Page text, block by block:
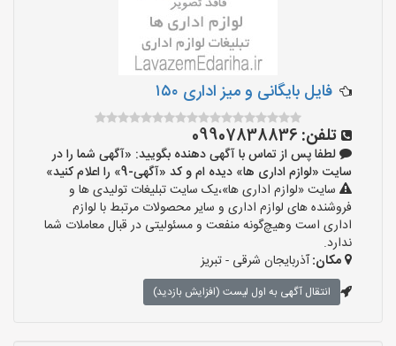
فایل بایگانی و میز اداری ۱۵۰
تلفن: 09907838836
لطفا پس از تماس با آگهی دهنده بگویید: «آگهی شما را در
سایت «لوازم اداری ها» دیده ام و کد «آگهی-9» را اعلام کنید»
سایت «لوازم اداری ها»،یک سایت تبلیغات تولیدی ها و
فروشنده های لوازم اداری و سایر محصولات مرتبط با لوازم
اداری است وهیچ‌گونه منفعت و مسئولیتی در قبال معاملات شما
ندارد.
مکان:آذربایجان شرقی - تبریز
انتقال آگهی به اول لیست (افزایش بازدید)